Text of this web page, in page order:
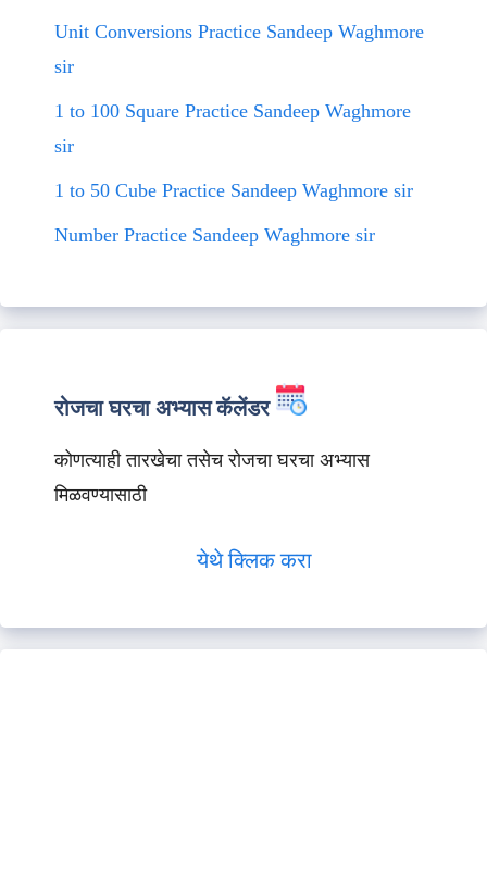
Unit Conversions Practice Sandeep Waghmore
sir
1 to 100 Square Practice Sandeep Waghmore
sir
1 to 50 Cube Practice Sandeep Waghmore sir
Number Practice Sandeep Waghmore sir
रोजचा घरचा अभ्यास कॅलेंडर
कोणत्याही तारखेचा तसेच रोजचा घरचा अभ्यास
मिळवण्यासाठी
येथे क्लिक करा